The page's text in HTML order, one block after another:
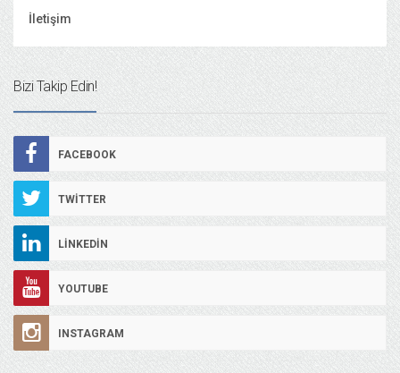
İletişim
Bizi Takip Edin!
FACEBOOK
TWITTER
LINKEDIN
YOUTUBE
INSTAGRAM